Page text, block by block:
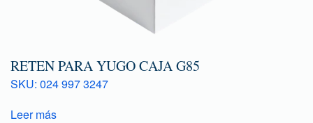
RETEN PARA YUGO CAJA G85
SKU: 024 997 3247
Leer más